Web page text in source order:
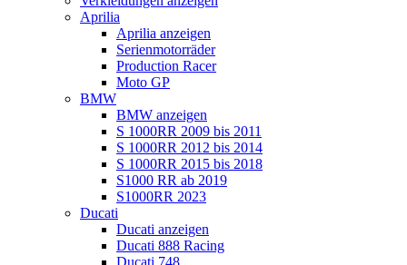
Aprilia
Aprilia anzeigen
Serienmotorräder
Production Racer
Moto GP
BMW
BMW anzeigen
S 1000RR 2009 bis 2011
S 1000RR 2012 bis 2014
S 1000RR 2015 bis 2018
S1000 RR ab 2019
S1000RR 2023
Ducati
Ducati anzeigen
Ducati 888 Racing
Ducati 748